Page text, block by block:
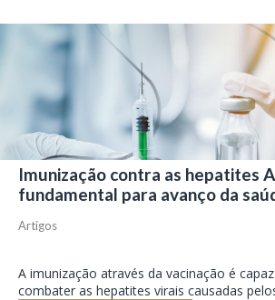
Imunização contra as hepatites
fundamental para avanço da
Artigos
A imunização através da vacinação é
combater as hepatites virais causadas